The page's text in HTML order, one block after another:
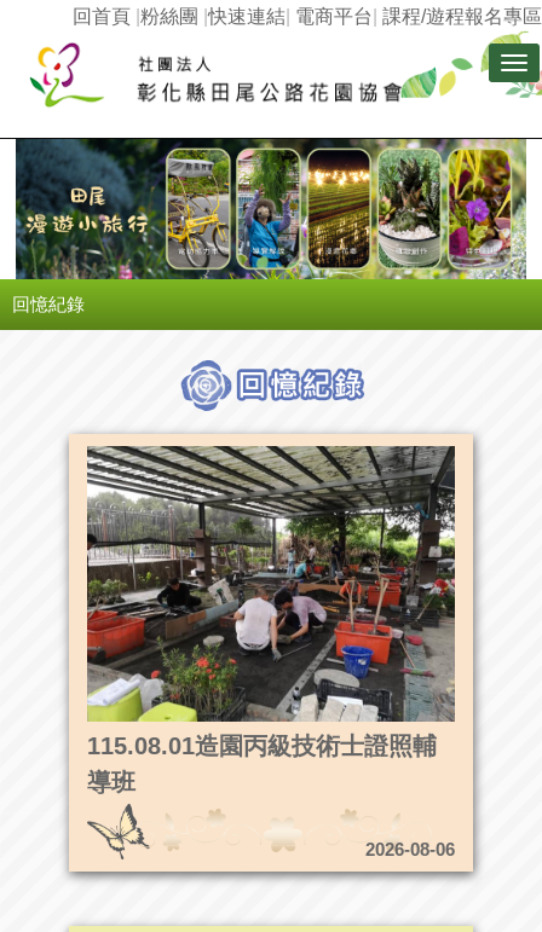
課程/遊程報名專區
電商平台
快速連結
粉絲團 |
回首頁
回憶紀錄
115.08.01造園丙級技術士證照輔
導班
2026-08-06